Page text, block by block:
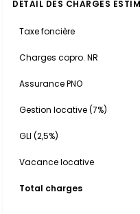
DÉTAIL DES CHARGES
Taxe foncière
Charges copro. NR
Assurance PNO
Gestion locative (7%)
GLI (2,5%)
Vacance locative
Total charges